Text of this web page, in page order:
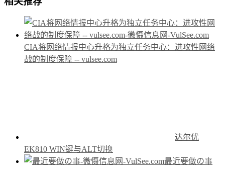
CIA将网络情报中心升格为独立任务中心：进攻性网络
战的制度保障 -- vulsee.com
达尔优
EK810 WIN键与ALT切换
最近要做の事